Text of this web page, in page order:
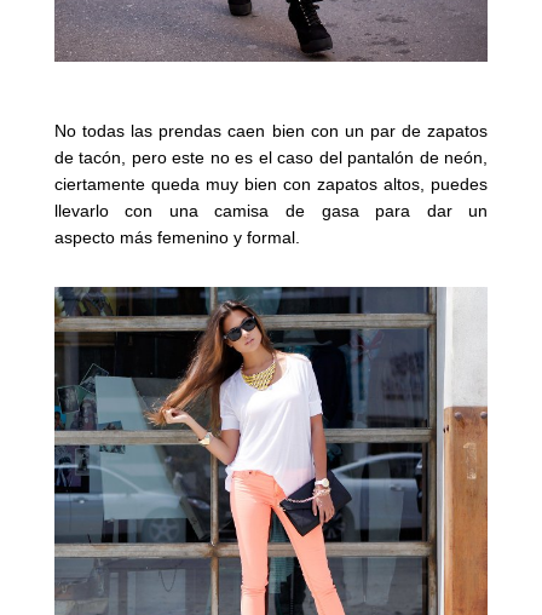
No todas las prendas caen bien con un par de zapatos
de tacón, pero este no es el caso del pantalón de neón,
ciertamente queda muy bien con zapatos altos, puedes
llevarlo con una camisa de gasa para dar un
aspecto más femenino y formal.